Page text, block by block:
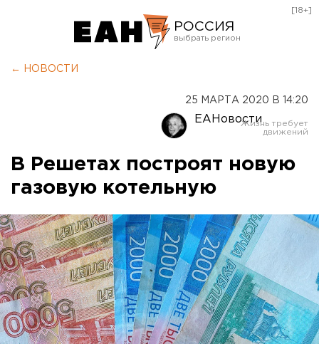
РОССИЯ
Оренбург
[18+]
← НОВОСТИ
25 МАРТА 2020 В 14:20
ЕАНовости
В Решетах построят новую
газовую котельную